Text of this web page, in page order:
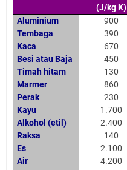
(J/kg K)
Aluminium
Tembaga
Kaca
Besi atau Baja
Timah hitam
Marmer
Perak
Kayu
Alkohol (etil)
Raksa
Es
Air
900
390
670
450
130
860
230
1.700
2.400
140
2.100
4.200